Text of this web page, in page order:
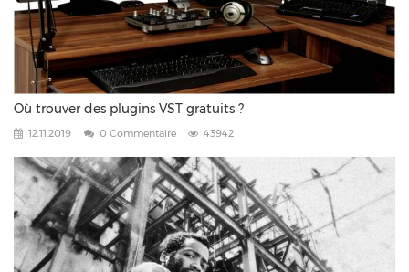
Où trouver des plugins VST gratuits ?
12.11.2019 0 Commentaire 43942